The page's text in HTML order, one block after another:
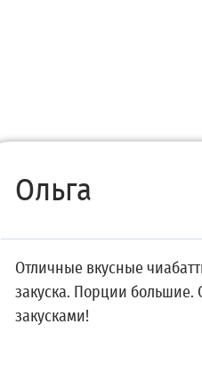
Ольга
Отличные вкусные
закуска. Порции большие.
закусками!